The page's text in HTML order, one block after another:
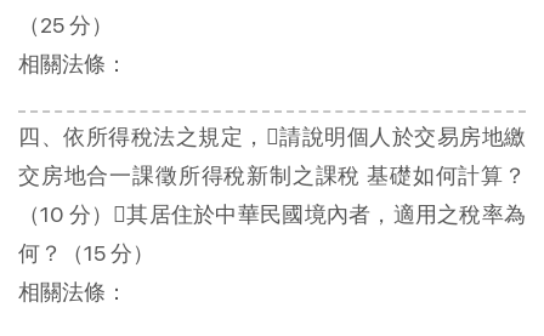
（25 分）
相關法條：
四、依所得稅法之規定，請說明個人於交易房地繳
交房地合一課徵所得稅新制之課稅 基礎如何計算？
（10 分）其居住於中華民國境內者，適用之稅率為
何？（15 分）
相關法條：